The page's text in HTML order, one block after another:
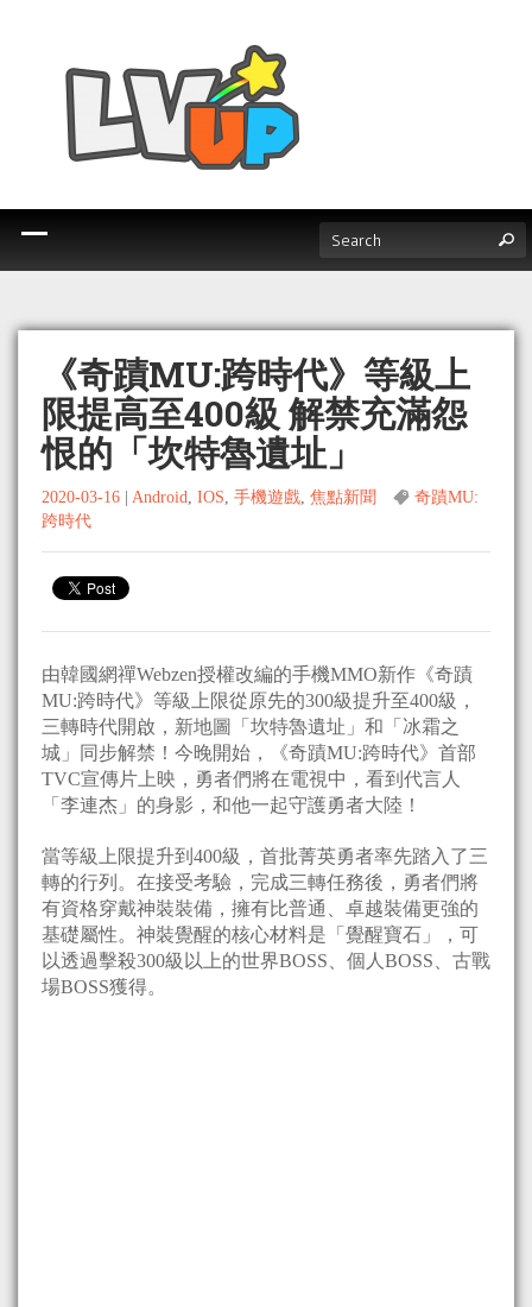
《奇蹟MU:跨時代》等級上
限提高至400級 解禁充滿怨
恨的「坎特魯遺址」
2020-03-16 Android, IOS, 手機遊戲, 焦點新聞
奇蹟MU:
跨時代
由韓國網禪Webzen授權改編的手機MMO新作《奇蹟
MU:跨時代》等級上限從原先的300級提升至400級，
三轉時代開啟，新地圖「坎特魯遺址」和「冰霜之
城」同步解禁！今晚開始，《奇蹟MU:跨時代》首部
TVC宣傳片上映，勇者們將在電視中，看到代言人
「李連杰」的身影，和他一起守護勇者大陸！
當等級上限提升到400級，首批菁英勇者率先踏入了三
轉的行列。在接受考驗，完成三轉任務後，勇者們將
有資格穿戴神裝裝備，擁有比普通、卓越裝備更強的
基礎屬性。神裝覺醒的核心材料是「覺醒寶石」，可
以透過擊殺300級以上的世界BOSS、個人BOSS、古戰
場BOSS獲得。